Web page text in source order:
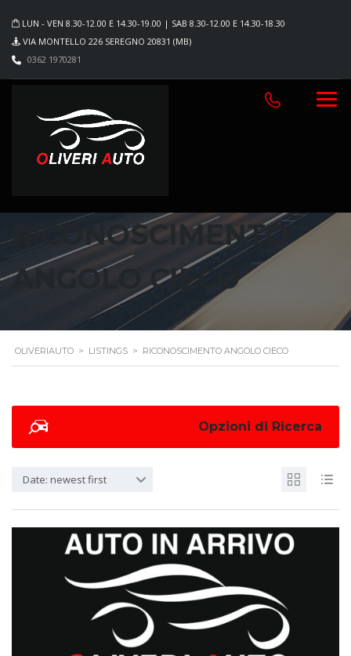
LUN - VEN 8.30-12.00 E 14.30-19.00 | SAB 8.30-12.00 E 14.30-18.30
VIA MONTELLO 226 SEREGNO 20831 (MB)
0362 1970281
RICONOSCIMENTO
ANGOLO CIECO
OLIVERIAUTO > LISTINGS > RICONOSCIMENTO ANGOLO CIECO
Opzioni di Ricerca
Date: newest first